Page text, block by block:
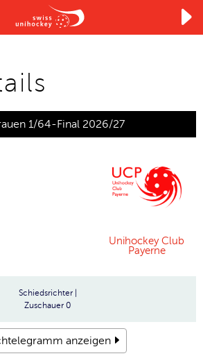
1/64-Final 2026/27
Unihockey Club
Payerne
Schiedsrichter
Zuschauer 0
anzeigen